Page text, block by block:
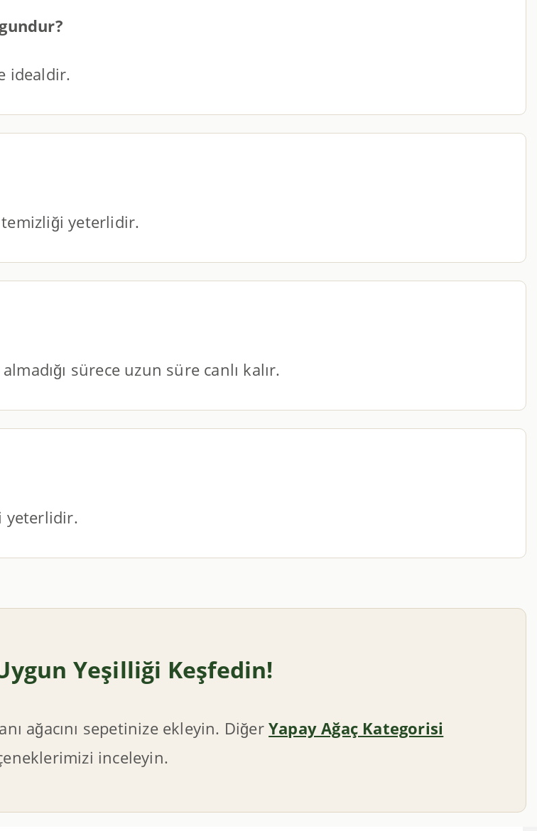
idealdir.
yeterlidir.
sürece uzun süre canlı kalır.
yeterlidir.
Yeşilliği Keşfedin!
ağacını sepetinize ekleyin. DiğerYapay Ağaç Kategorisi
inceleyin.